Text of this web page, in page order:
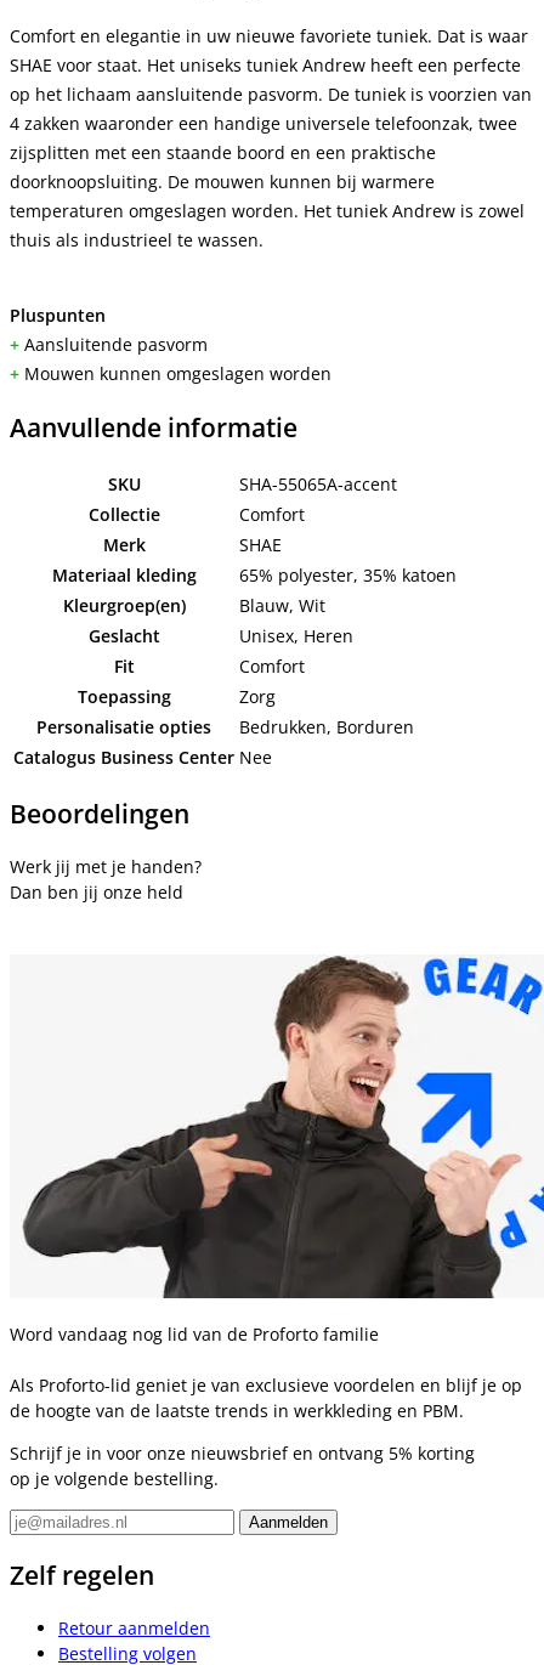
Comfort en elegantie in uw nieuwe favoriete tuniek. Dat is waar
SHAE voor staat. Het uniseks tuniek Andrew heeft een perfecte
op het lichaam aansluitende pasvorm. De tuniek is voorzien van
4 zakken waaronder een handige universele telefoonzak, twee
zijsplitten met een staande boord en een praktische
doorknoopsluiting. De mouwen kunnen bij warmere
temperaturen omgeslagen worden. Het tuniek Andrew is zowel
thuis als industrieel te wassen.
Pluspunten
+ Aansluitende pasvorm
+ Mouwen kunnen omgeslagen worden
Aanvullende informatie
SKU
SHA-55065A-accent
Collectie
Comfort
Merk
SHAE
Materiaal kleding
65% polyester, 35% katoen
Kleurgroep(en)
Blauw, Wit
Geslacht
Unisex, Heren
Fit
Comfort
Toepassing
Zorg
Personalisatie opties
Bedrukken, Borduren
Catalogus Business Center Nee
Beoordelingen
Werk jij met je handen?
Dan ben jij onze held
Word vandaag nog lid van de Proforto familie
Als Proforto-lid geniet je van exclusieve voordelen en blijf je op
de hoogte van de laatste trends in werkkleding en PBM.
Schrijf je in voor onze nieuwsbrief en ontvang 5% korting
op je volgende bestelling.
Zelf regelen
Retour aanmelden
Bestelling volgen